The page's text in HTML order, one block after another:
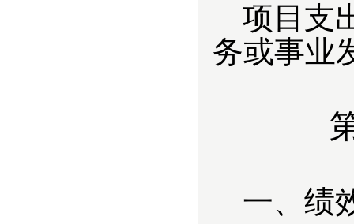
项目支
务或事业
一、绩